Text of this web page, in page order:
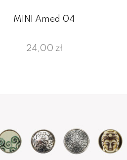
MINI Amed 04
24,00 zł